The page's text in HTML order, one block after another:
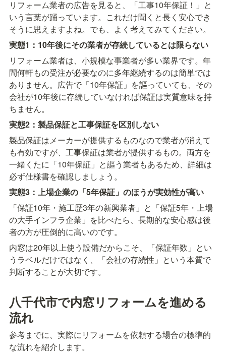
リフォーム業者の広告を見ると、「工事10年保証！」と
いう言葉が踊っています。これだけ聞くと長く安心でき
そうに思えますよね。でも、よく考えてみてください。
実態1：10年後にその業者が存続しているとは限らない
リフォーム業者は、小規模な事業者が多い業界です。年
間何軒もの受注が必要なのに多年継続するのは簡単では
ありません。広告で「10年保証」を謳っていても、その
会社が10年後に存続していなければ保証は実質意味を持
ちません。
実態2：製品保証と工事保証を区別しない
製品保証はメーカーが提供するものなので業者が消えて
も有効ですが、工事保証は業者が提供するもの。両方を
一緒くたに「10年保証」と謳う業者もあるため、詳細は
必ず仕様書を確認しましょう。
実態3：上場企業の「5年保証」のほうが実効性が高い
「保証10年・施工歴3年の新興業者」と「保証5年・上場
の大手インフラ企業」を比べたら、長期的な安心感は後
者の方が圧倒的に高いのです。
内窓は20年以上使う設備だからこそ、「保証年数」とい
うラベルだけではなく、「会社の存続性」という本質で
判断することが大切です。
八千代市で内窓リフォームを進める
流れ
参考までに、実際にリフォームを依頼する場合の標準的
な流れを紹介します。